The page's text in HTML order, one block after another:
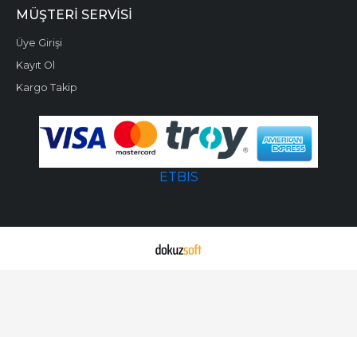
MÜŞTERI SERVISI
Üye Girişi
Kayıt Ol
Kargo Takip
ETBIS